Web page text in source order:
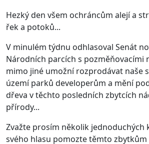
Hezký den všem ochráncům alejí a
řek a potoků...
V minulém týdnu odhlasoval Senát
Národních parcích s pozměňovacími
mimo jiné umožní rozprodávat naše
území parků developerům a mění
dřeva v těchto posledních zbytcích
přírody...
Zvažte prosím několik jednoduchých
svého hlasu pomozte těmto